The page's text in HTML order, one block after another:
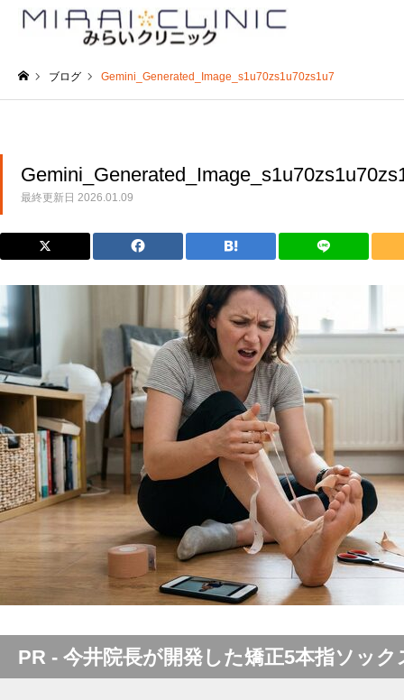
ブログ Gemini_Generated_Image_s1u70zs1u70zs1u7
最終更新日 2026.01.09
PR - 今井院長が開発した矯正5本指ソック